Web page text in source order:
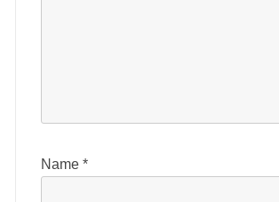
Name *